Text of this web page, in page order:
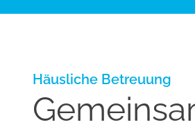
Häusliche Betreuung